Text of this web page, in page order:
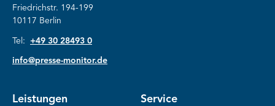
Friedrichstr. 194-199
10117 Berlin
Tel: +49 30 28493 0
info@presse-monitor.de
Leistungen Service